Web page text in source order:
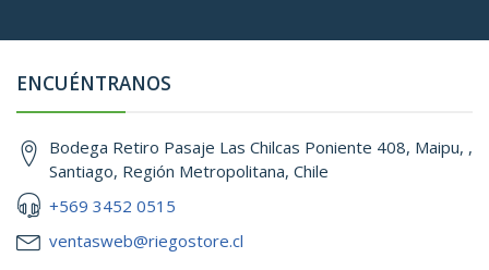
ENCUÉNTRANOS
Bodega Retiro Pasaje Las Chilcas Poniente 408, Maipu, ,
Santiago, Región Metropolitana, Chile
+569 3452 0515
ventasweb@riegostore.cl